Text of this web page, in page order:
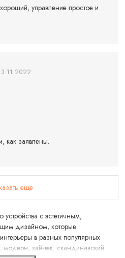
управление простое и
как заявлены.
еще
с эстетичным,
дизайном, которые
в разных популярных
модерн, хай-тек, скандинавский.